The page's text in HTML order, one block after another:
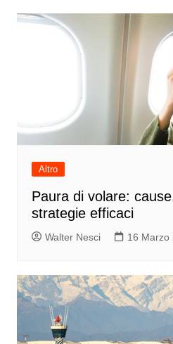
Altro
Paura di volare:
strategie efficaci
Walter Nesci 16 Marzo